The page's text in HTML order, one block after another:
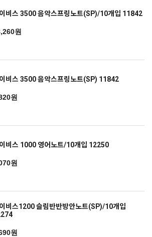
비스 3500 음악스프링노트(SP)/10개입 11842
원
비스 3500 음악스프링노트(SP) 11842
원
비스 1000 영어노트/10개입 12250
원
비스1200 슬림반반방안노트(SP)/10개입
원